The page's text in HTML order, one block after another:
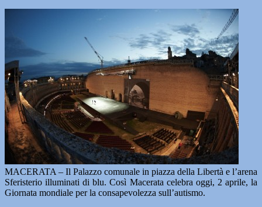
MACERATA – Il Palazzo comunale in piazza della Libertà e l’arena
Sferisterio illuminati di blu. Così Macerata celebra oggi, 2 aprile, la
Giornata mondiale per la consapevolezza sull’autismo.